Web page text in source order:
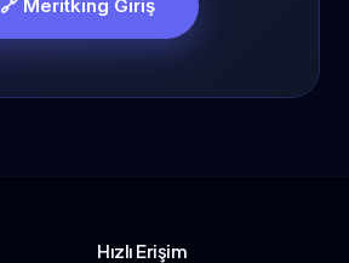
🔗 Meritking Giriş
Hızlı Erişim